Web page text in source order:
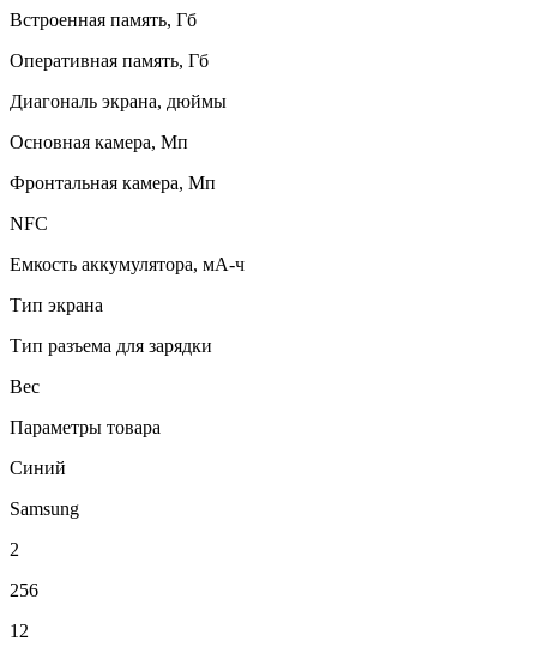
Встроенная память, Гб
Оперативная память, Гб
Диагональ экрана, дюймы
Основная камера, Мп
Фронтальная камера, Мп
NFC
Емкость аккумулятора, мА-ч
Тип экрана
Тип разъема для зарядки
Вес
Параметры товара
Синий
Samsung
2
256
12